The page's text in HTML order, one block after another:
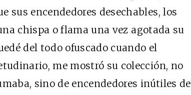
sus encendedores desechables, los
chispa o flama una vez agotada su
del todo ofuscado cuando el
me mostró su colección, no
sino de encendedores inútiles de